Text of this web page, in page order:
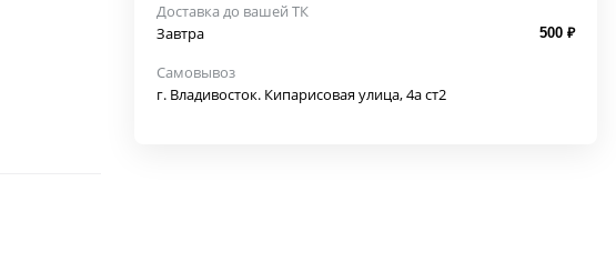
Доставка до вашей ТК
Завтра
500 ₽
Самовывоз
г. Владивосток. Кипарисовая улица, 4а ст2